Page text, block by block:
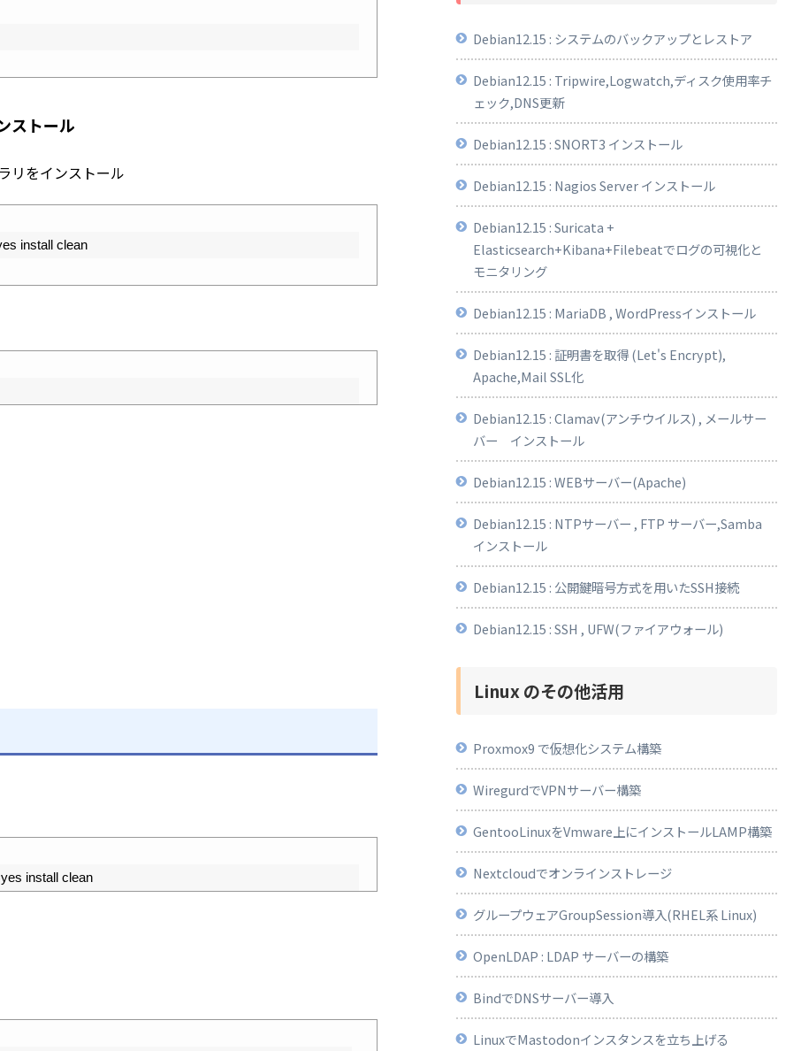
ストール
リをインストール
install clean
install clean
Debian12.15 : システムのバックアップとレストア
Debian12.15 : Tripwire,Logwatch,ディスク使用率チ
ェック,DNS更新
Debian12.15 : SNORT3 インストール
Debian12.15 : Nagios Server インストール
Debian12.15 : Suricata +
Elasticsearch+Kibana+Filebeatでログの可視化と
モニタリング
Debian12.15 : MariaDB , WordPressインストール
Debian12.15 : 証明書を取得 (Let's Encrypt),
Apache,Mail SSL化
Debian12.15 : Clamav(アンチウイルス) , メールサー
バー インストール
Debian12.15 : WEBサーバー(Apache)
Debian12.15 : NTPサーバー , FTP サーバー,Samba
インストール
Debian12.15 : 公開鍵暗号方式を用いたSSH接続
Debian12.15 : SSH , UFW(ファイアウォール)
Linux のその他活用
Proxmox9 で仮想化システム構築
WiregurdでVPNサーバー構築
GentooLinuxをVmware上にインストールLAMP構築
Nextcloudでオンラインストレージ
グループウェアGroupSession導入(RHEL系 Linux)
OpenLDAP : LDAP サーバーの構築
BindでDNSサーバー導入
LinuxでMastodonインスタンスを立ち上げる